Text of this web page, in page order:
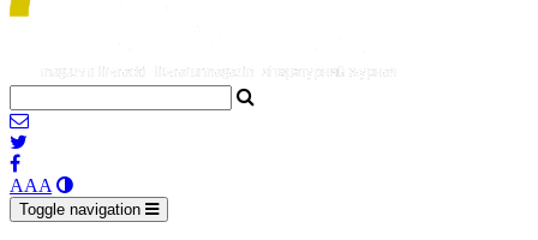
AAA
Toggle navigation